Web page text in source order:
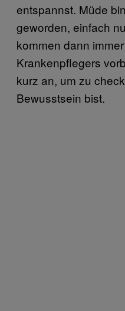
entspannst. Müde
geworden, einfach
kommen dann
Krankenpflegers
kurz an, um zu
Bewusstsein bist.